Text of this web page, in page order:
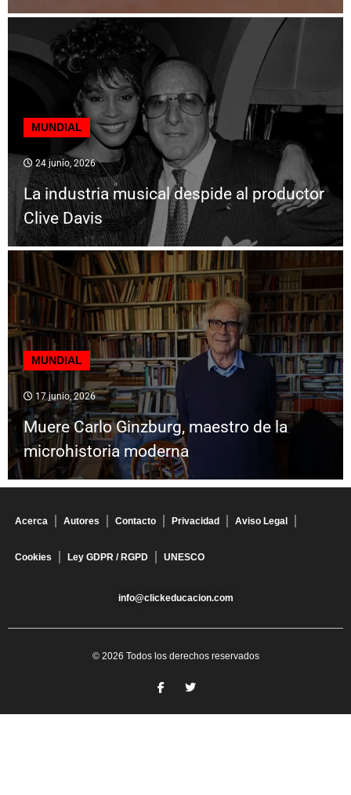
MUNDIAL
24 junio, 2026
La industria musical despide al productor
Clive Davis
MUNDIAL
17 junio, 2026
Muere Carlo Ginzburg, maestro de la
microhistoria moderna
Acerca Autores Contacto Privacidad Aviso Legal
Cookies Ley GDPR / RGPD UNESCO
info@clickeducacion.com
© 2026 Todos los derechos reservados